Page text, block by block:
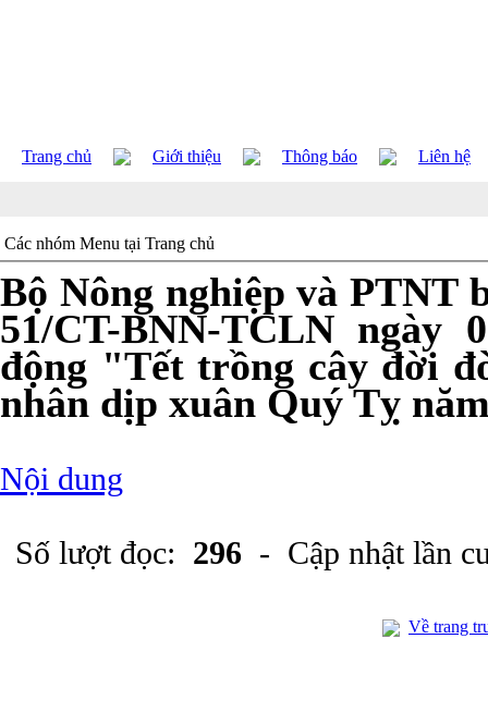
Trang chủ Giới thiệu Thông báo Liên hệ
Các nhóm Menu tại Trang chủ
Bộ Nông nghiệp và PTNT
51/CT-BNN-TCLN ngày
động "Tết trồng cây đời
nhân dịp xuân Quý Tỵ
Nội dung
Số lượt đọc: 296 - Cập nhật lần
Về trang